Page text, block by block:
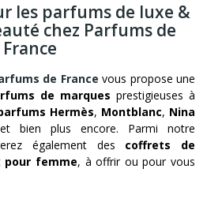
les parfums de luxe &
chez Parfums de
France
de France vous propose une
de marques prestigieuses à
Hermès, Montblanc, Nina
bien plus encore. Parmi notre
également des coffrets de
pour femme, à offrir ou pour vous